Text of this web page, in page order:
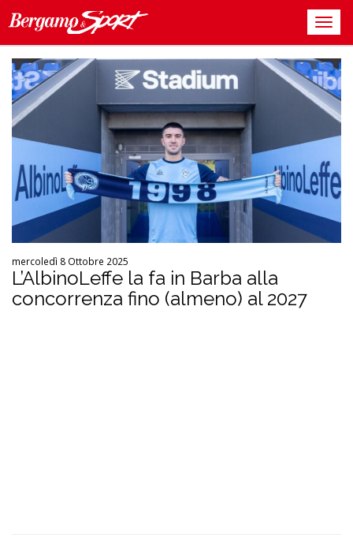
mercoledì 8 Ottobre 2025
L’AlbinoLeffe la fa in Barba alla
concorrenza fino (almeno) al 2027